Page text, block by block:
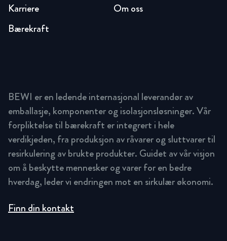
Karriere
Bærekraft
Om oss
BEWI er en ledende internasjonal leverandør av
emballasje, komponenter og isolasjonsløsninger. Vår
forpliktelse til bærekraft er integrert i hele
verdikjeden, fra produksjon av råvarer og sluttvarer til
resirkulering av brukte produkter. Guidet av vår visjon
om å beskytte mennesker og varer for en bedre
hverdag, leder vi endringen mot en sirkulær økonomi.
Finn din kontakt